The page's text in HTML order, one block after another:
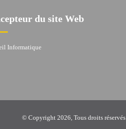
du site Web
Informatique
© Copyright 2026, Tous droits réservés